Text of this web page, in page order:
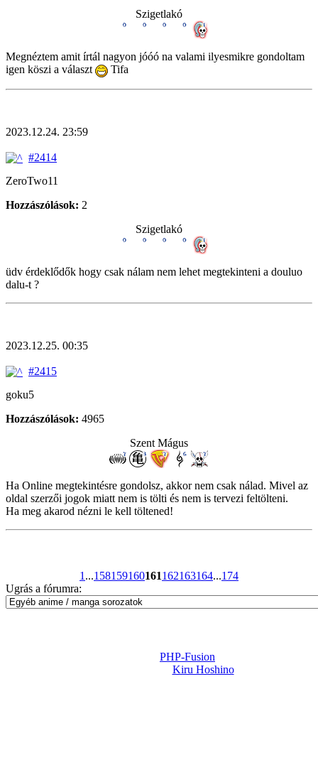
Szigetlakó
Megnéztem amit írtál nagyon jóóó na valami ilyesmikre gondoltam
igen köszi a választ
Tifa
2023.12.24. 23:59
#2414
ZeroTwo11
Hozzászólások: 2
Szigetlakó
üdv érdeklődők hogy csak nálam nem lehet megtekinteni a douluo
dalu-t ?
2023.12.25. 00:35
#2415
goku5
Hozzászólások: 4965
Szent Mágus
Ha Online megtekintésre gondolsz, akkor nem csak nálad. Mivel az
oldal szerzői jogok miatt nem is tölti és nem is tervezi feltölteni.
Ha meg akarod nézni le kell töltened!
1 ...158159160161162163164...174
Ugrás a fórumra:
PHP-Fusion
Kiru Hoshino